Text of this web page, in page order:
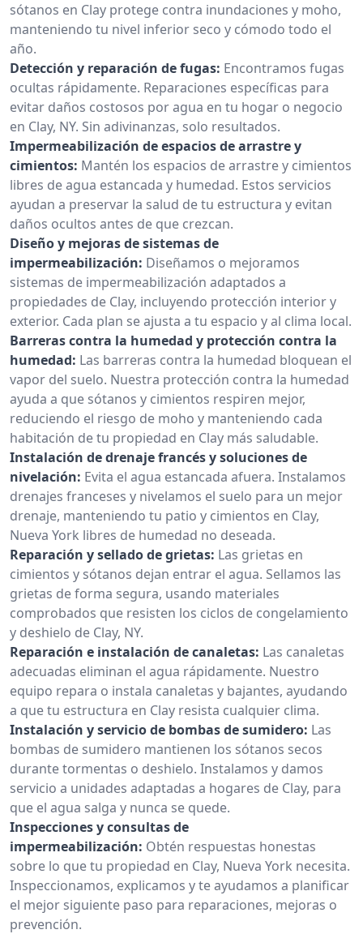
sótanos en Clay protege contra inundaciones y moho,
manteniendo tu nivel inferior seco y cómodo todo el
año.
Detección y reparación de fugas: Encontramos fugas
ocultas rápidamente. Reparaciones específicas para
evitar daños costosos por agua en tu hogar o negocio
en Clay, NY. Sin adivinanzas, solo resultados.
Impermeabilización de espacios de arrastre y
cimientos: Mantén los espacios de arrastre y cimientos
libres de agua estancada y humedad. Estos servicios
ayudan a preservar la salud de tu estructura y evitan
daños ocultos antes de que crezcan.
Diseño y mejoras de sistemas de
impermeabilización: Diseñamos o mejoramos
sistemas de impermeabilización adaptados a
propiedades de Clay, incluyendo protección interior y
exterior. Cada plan se ajusta a tu espacio y al clima local.
Barreras contra la humedad y protección contra la
humedad: Las barreras contra la humedad bloquean el
vapor del suelo. Nuestra protección contra la humedad
ayuda a que sótanos y cimientos respiren mejor,
reduciendo el riesgo de moho y manteniendo cada
habitación de tu propiedad en Clay más saludable.
Instalación de drenaje francés y soluciones de
nivelación: Evita el agua estancada afuera. Instalamos
drenajes franceses y nivelamos el suelo para un mejor
drenaje, manteniendo tu patio y cimientos en Clay,
Nueva York libres de humedad no deseada.
Reparación y sellado de grietas: Las grietas en
cimientos y sótanos dejan entrar el agua. Sellamos las
grietas de forma segura, usando materiales
comprobados que resisten los ciclos de congelamiento
y deshielo de Clay, NY.
Reparación e instalación de canaletas: Las canaletas
adecuadas eliminan el agua rápidamente. Nuestro
equipo repara o instala canaletas y bajantes, ayudando
a que tu estructura en Clay resista cualquier clima.
Instalación y servicio de bombas de sumidero: Las
bombas de sumidero mantienen los sótanos secos
durante tormentas o deshielo. Instalamos y damos
servicio a unidades adaptadas a hogares de Clay, para
que el agua salga y nunca se quede.
Inspecciones y consultas de
impermeabilización: Obtén respuestas honestas
sobre lo que tu propiedad en Clay, Nueva York necesita.
Inspeccionamos, explicamos y te ayudamos a planificar
el mejor siguiente paso para reparaciones, mejoras o
prevención.